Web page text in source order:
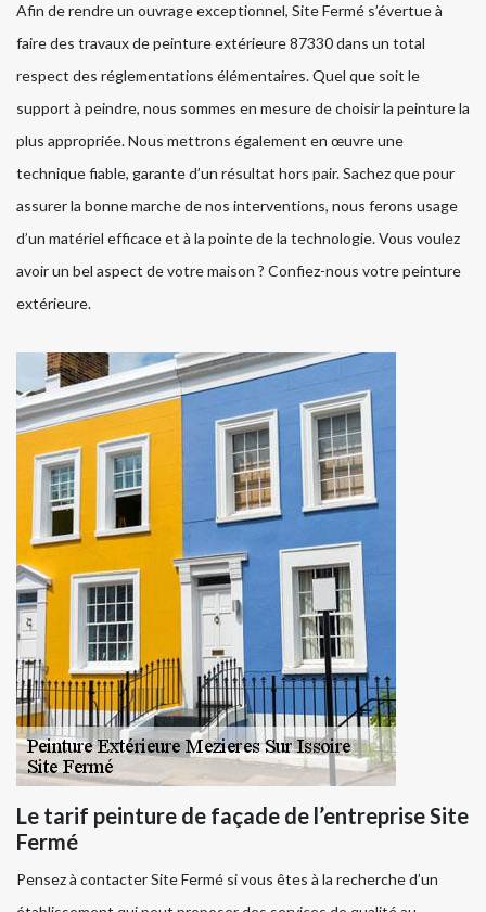
Afin de rendre un ouvrage exceptionnel, Site Fermé s’évertue à
faire des travaux de peinture extérieure 87330 dans un total
respect des réglementations élémentaires. Quel que soit le
support à peindre, nous sommes en mesure de choisir la peinture la
plus appropriée. Nous mettrons également en œuvre une
technique fiable, garante d’un résultat hors pair. Sachez que pour
assurer la bonne marche de nos interventions, nous ferons usage
d’un matériel efficace et à la pointe de la technologie. Vous voulez
avoir un bel aspect de votre maison ? Confiez-nous votre peinture
extérieure.
Le tarif peinture de façade de l’entreprise Site
Fermé
Pensez à contacter Site Fermé si vous êtes à la recherche d’un